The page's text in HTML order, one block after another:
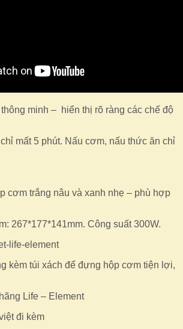
minh – hiển thị rõ ràng các chế độ
mất 5 phút. Nấu cơm, nấu thức ăn chỉ
cơm trắng nâu và xanh nhẹ – phù hợp
267*177*141mm. Công suất 300W.
kèm túi xách để đựng hộp cơm tiện lợi,
Life – Element
đi kèm